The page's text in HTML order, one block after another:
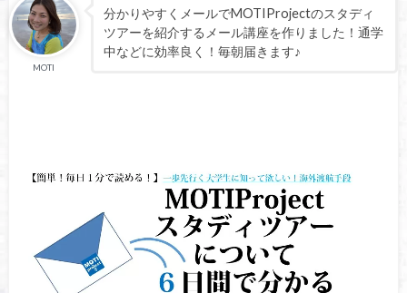
MOTI
分かりやすくメールでMOTIProjectのスタディ
ツアーを紹介するメール講座を作りました！通学
中などに効率良く！毎朝届きます♪